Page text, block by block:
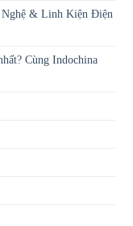
& Linh Kiện Điện
Cùng Indochina